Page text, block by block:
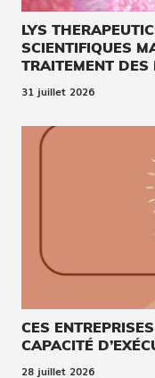
LYS
SCIENTIFIQUES
TRAITEMENT DES
31 juillet 2026
CES
CAPACITÉ
28 juillet 2026